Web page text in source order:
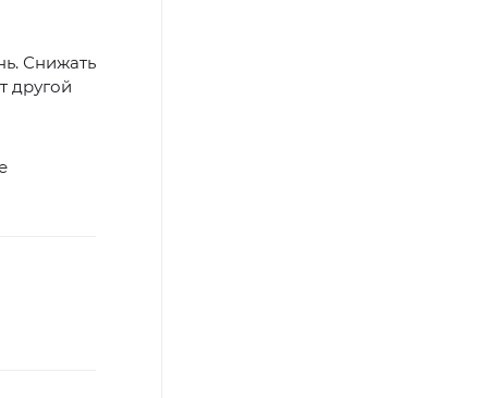
Снижать
другой